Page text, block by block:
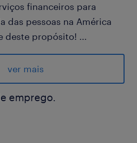
financeiros para
das pessoas na América
deste propósito! ...
administramos o estoque
e entregamos os
compradores,
em nossa
mundo em constante
para entregar
ver mais
emprego.